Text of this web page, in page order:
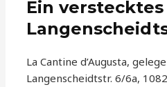
Ein
La Cantine d’Augusta,
Langenscheidtstr. 6/6a,